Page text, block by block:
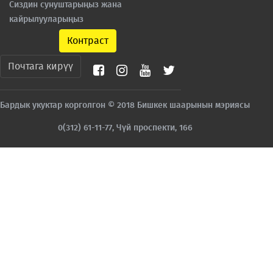
Сиздин сунуштарыңыз жана
кайрылууларыңыз
Контраст
Почтага кирүү
Бардык укуктар корголгон © 2018 Бишкек шаарынын мэриясы
0(312) 61-11-77, Чүй проспекти, 166